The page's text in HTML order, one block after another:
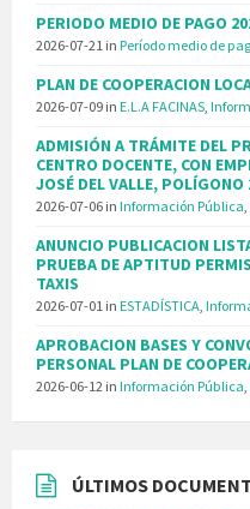
PERIODO MEDIO DE PAGO
2026-07-21 in Período medio de
PLAN DE COOPERACION
2026-07-09 in E.L.A FACINAS,
ADMISIÓN A TRÁMITE DEL
CENTRO DOCENTE, CON
JOSÉ DEL VALLE, POLÍGONO
2026-07-06 in Información Pública,
ANUNCIO PUBLICACION
PRUEBA DE APTITUD
TAXIS
2026-07-01 in ESTADÍSTICA,
APROBACION BASES Y
PERSONAL PLAN DE
2026-06-12 in Información Pública,
ÚLTIMOS